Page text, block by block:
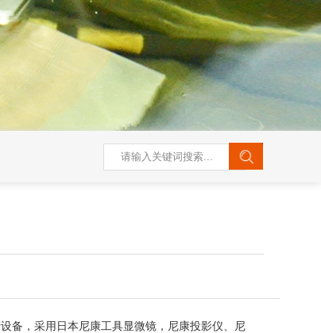
备，采用日本尼康工具显微镜，尼康投影仪、尼